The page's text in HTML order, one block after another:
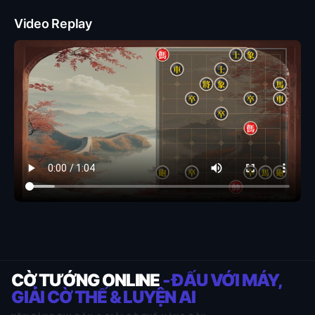
Video Replay
CỜ TƯỚNG ONLINE- ĐẤU VỚI MÁY,
GIẢI CỜ THẾ & LUYỆN AI